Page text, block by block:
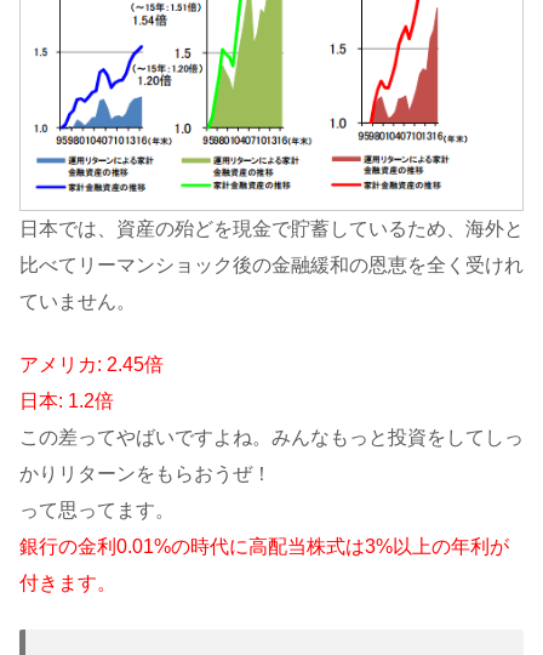
日本では、資産の殆どを現金で貯蓄しているため、海外と
比べてリーマンショック後の金融緩和の恩恵を全く受けれ
ていません。
アメリカ: 2.45倍
日本: 1.2倍
この差ってやばいですよね。みんなもっと投資をしてしっ
かりリターンをもらおうぜ！
って思ってます。
銀行の金利0.01%の時代に高配当株式は3%以上の年利が
付きます。